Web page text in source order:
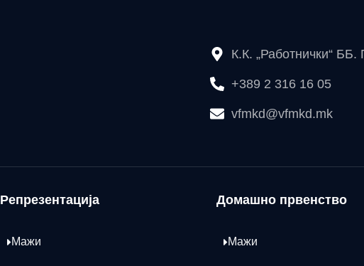
К.К. „Работнички“
+389 2 316 16 05
vfmkd@vfmkd.mk
Репрезентација
Мажи
Домашно првенство
Мажи